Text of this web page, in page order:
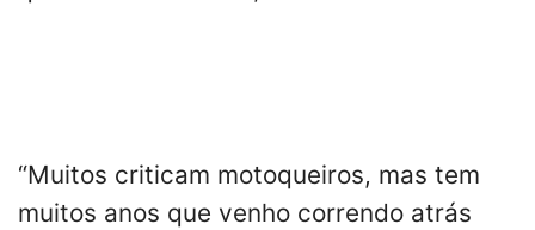
“Muitos criticam motoqueiros, mas tem
muitos anos que venho correndo atrás